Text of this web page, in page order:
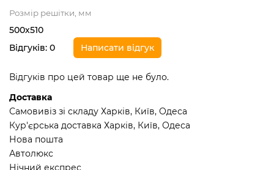
Розмір решітки, мм
500х510
Відгуків: 0
Написати відгук
Відгуків про цей товар ще не було.
Доставка
Самовивіз зі складу Харків, Київ, Одеса
Кур'єрська доставка Харків, Київ, Одеса
Нова пошта
Автолюкс
Нічний експрес